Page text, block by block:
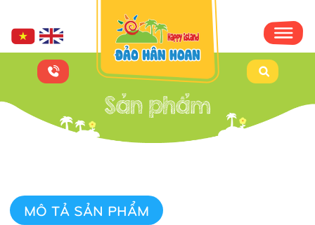
MÔ TẢ SẢN PHẨM